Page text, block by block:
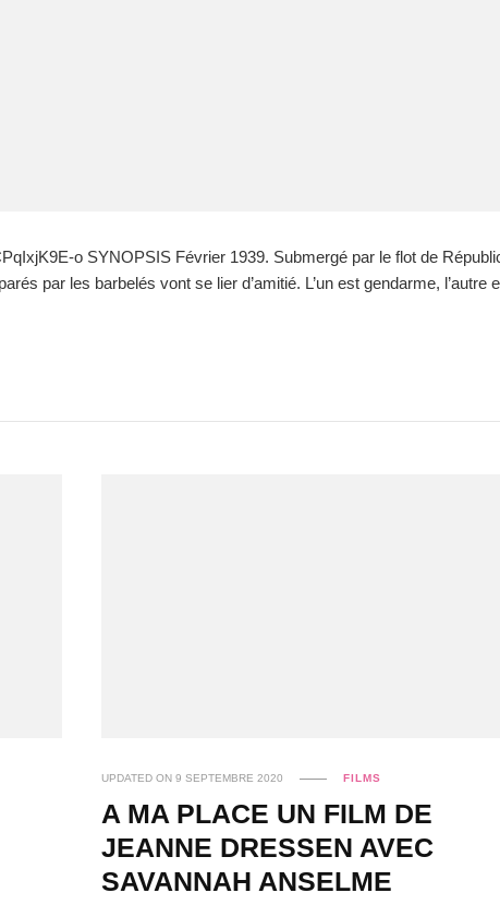
o SYNOPSIS Février 1939. Submergé par le flot de
par les barbelés vont se lier d’amitié. L’un est gendarme,
UPDATED ON9 SEPTEMBRE 2020 FILMS
A MA PLACE UN FILM DE
JEANNE DRESSEN AVEC
SAVANNAH ANSELME